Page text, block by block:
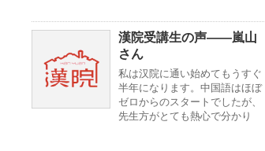
漢院受講生の声——嵐山
さん
私は汉院に通い始めてもうすぐ
半年になります。中国語はほぼ
ゼロからのスタートでしたが、
先生方がとても熱心で分かり